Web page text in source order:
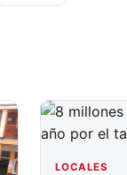
LOCALES